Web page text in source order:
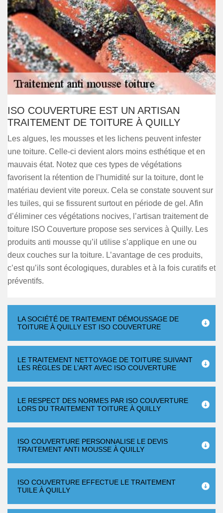
ISO COUVERTURE EST UN ARTISAN
TRAITEMENT DE TOITURE À QUILLY
Les algues, les mousses et les lichens peuvent infester
une toiture. Celle-ci devient alors moins esthétique et en
mauvais état. Notez que ces types de végétations
favorisent la rétention de l’humidité sur la toiture, dont le
matériau devient vite poreux. Cela se constate souvent sur
les tuiles, qui se fissurent surtout en période de gel. Afin
d’éliminer ces végétations nocives, l’artisan traitement de
toiture ISO Couverture propose ses services à Quilly. Les
produits anti mousse qu’il utilise s’applique en une ou
deux couches sur la toiture. L’avantage de ces produits,
c’est qu’ils sont écologiques, durables et à la fois curatifs et
préventifs.
LA SOCIÉTÉ DE TRAITEMENT DÉMOUSSAGE DE
TOITURE À QUILLY EST ISO COUVERTURE
LE TRAITEMENT NETTOYAGE DE TOITURE SUIVANT
LES RÈGLES DE L’ART AVEC ISO COUVERTURE
LE RESPECT DES NORMES PAR ISO COUVERTURE
LORS DU TRAITEMENT TOITURE À QUILLY
ISO COUVERTURE PERSONNALISE LE DEVIS
TRAITEMENT ANTI MOUSSE À QUILLY
ISO COUVERTURE EFFECTUE LE TRAITEMENT
TUILE À QUILLY